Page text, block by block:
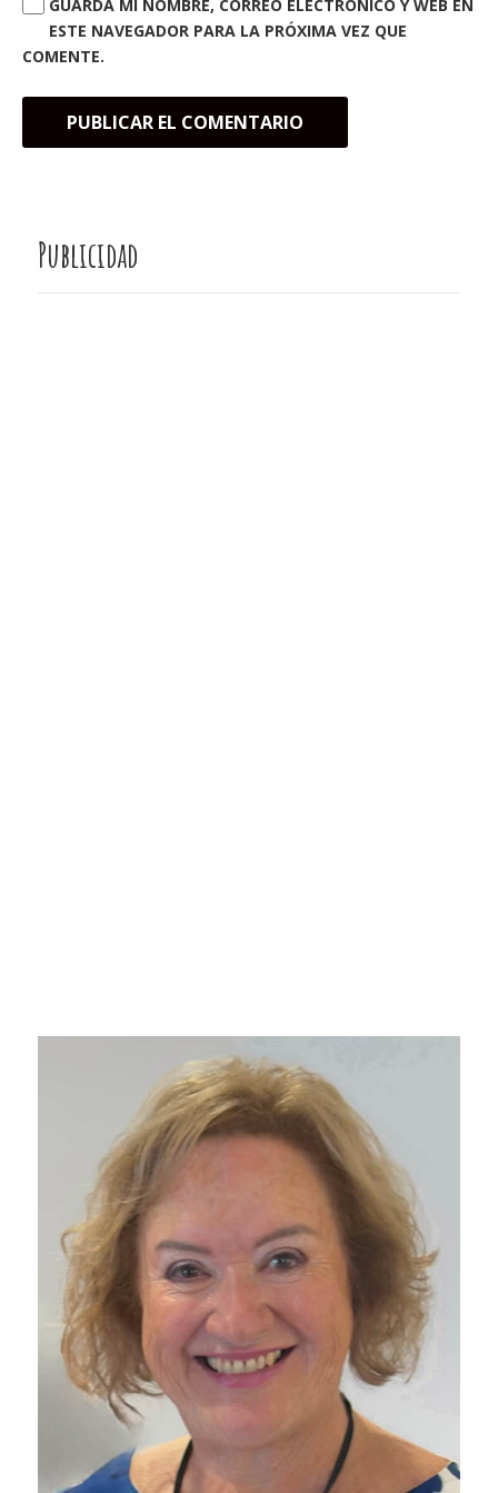
GUARDA MI NOMBRE, CORREO ELECTRÓNICO Y WEB EN
ESTE NAVEGADOR PARA LA PRÓXIMA VEZ QUE
COMENTE.
Publicidad